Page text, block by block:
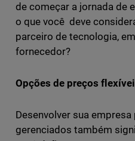
de começar a jornada de
o que você deve
parceiro de tecnologia,
fornecedor?
Opções de preços
Desenvolver sua
gerenciados também